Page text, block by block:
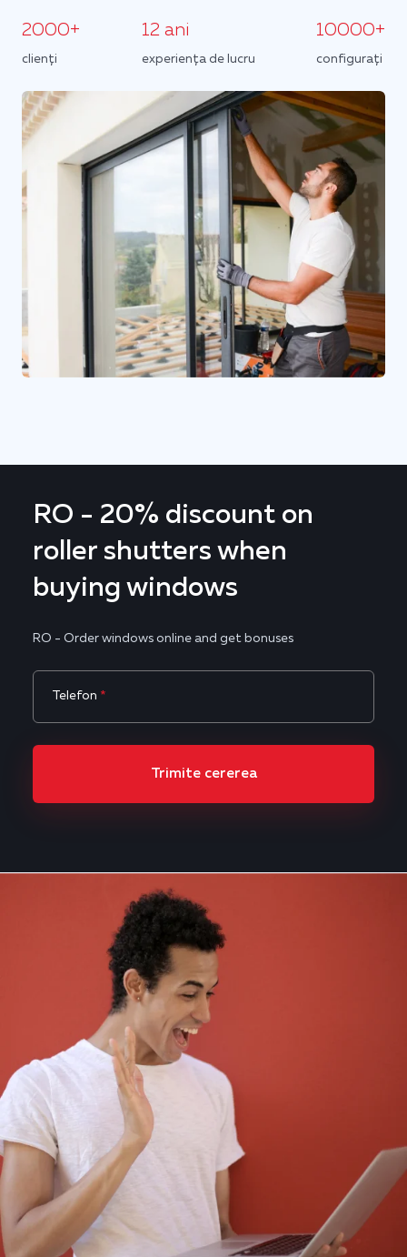
2000+
clienți
12 ani
experiența de lucru
10000+
configurați
RO - 20% discount on
roller shutters when
buying windows
RO - Order windows online and get bonuses
Telefon *
Trimite cererea